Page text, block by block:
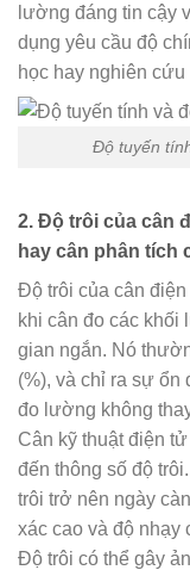
lường đáng tin cậy
dụng yêu cầu độ
học hay nghiên cứu
Độ tuyến
2. Độ trôi của cân
hay cân phân tích
Độ trôi của cân
khi cân đo các khối
gian ngắn. Nó
(%), và chỉ ra sự ổn
đo lường không
Cân kỹ thuật điện
đến thông số độ
trôi trở nên ngày
xác cao và độ nhạy
Độ trôi có thể gây